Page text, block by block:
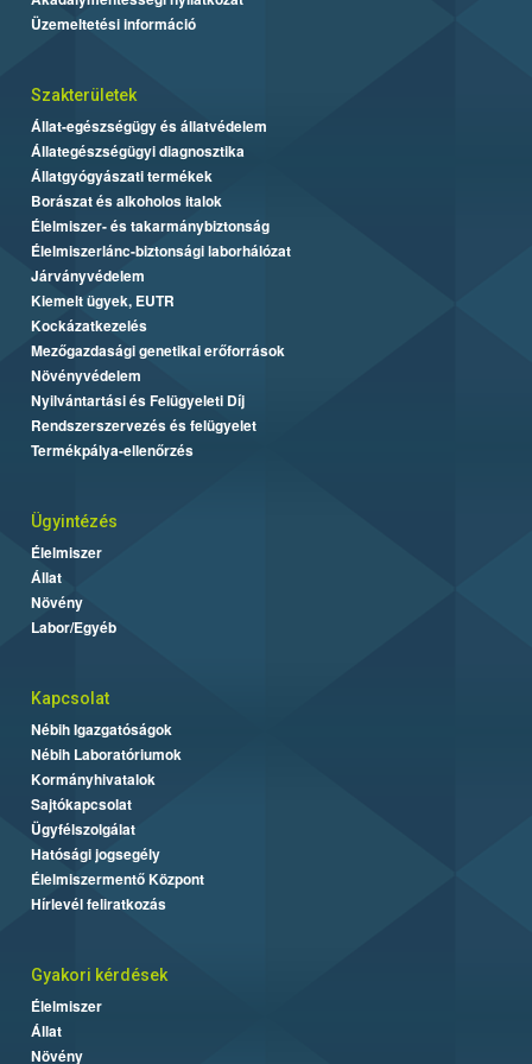
Üzemeltetési információ
Szakterületek
Állat-egészségügy és állatvédelem
Állategészségügyi diagnosztika
Állatgyógyászati termékek
Borászat és alkoholos italok
Élelmiszer- és takarmánybiztonság
Élelmiszerlánc-biztonsági laborhálózat
Járványvédelem
Kiemelt ügyek, EUTR
Kockázatkezelés
Mezőgazdasági genetikai erőforrások
Növényvédelem
Nyilvántartási és Felügyeleti Díj
Rendszerszervezés és felügyelet
Termékpálya-ellenőrzés
Ügyintézés
Élelmiszer
Állat
Növény
Labor/Egyéb
Kapcsolat
Nébih Igazgatóságok
Nébih Laboratóriumok
Kormányhivatalok
Sajtókapcsolat
Ügyfélszolgálat
Hatósági jogsegély
Élelmiszermentő Központ
Hírlevél feliratkozás
Gyakori kérdések
Élelmiszer
Állat
Növény